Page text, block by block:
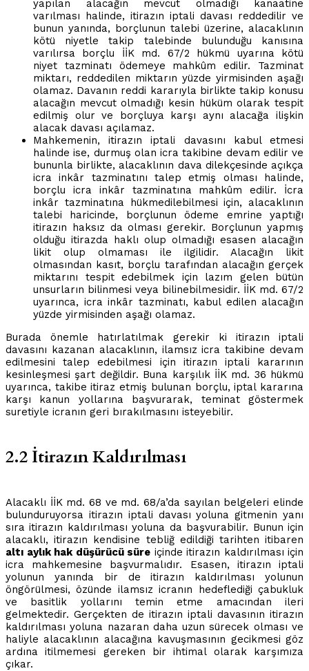
yapılan alacağın mevcut olmadığı kanaatine
varılması halinde, itirazın iptali davası reddedilir ve
bunun yanında, borçlunun talebi üzerine, alacaklının
kötü niyetle takip talebinde bulunduğu kanısına
varılırsa borçlu İİK md. 67/2 hükmü uyarına kötü
niyet tazminatı ödemeye mahkûm edilir. Tazminat
miktarı, reddedilen miktarın yüzde yirmisinden aşağı
olamaz. Davanın reddi kararıyla birlikte takip konusu
alacağın mevcut olmadığı kesin hüküm olarak tespit
edilmiş olur ve borçluya karşı aynı alacağa ilişkin
alacak davası açılamaz.
Mahkemenin, itirazın iptali davasını kabul etmesi
halinde ise, durmuş olan icra takibine devam edilir ve
bununla birlikte, alacaklının dava dilekçesinde açıkça
icra inkâr tazminatını talep etmiş olması halinde,
borçlu icra inkâr tazminatına mahkûm edilir. İcra
inkâr tazminatına hükmedilebilmesi için, alacaklının
talebi haricinde, borçlunun ödeme emrine yaptığı
itirazın haksız da olması gerekir. Borçlunun yapmış
olduğu itirazda haklı olup olmadığı esasen alacağın
likit olup olmaması ile ilgilidir. Alacağın likit
olmasından kasıt, borçlu tarafından alacağın gerçek
miktarını tespit edebilmek için lazım gelen bütün
unsurların bilinmesi veya bilinebilmesidir. İİK md. 67/2
uyarınca, icra inkâr tazminatı, kabul edilen alacağın
yüzde yirmisinden aşağı olamaz.
Burada önemle hatırlatılmak gerekir ki itirazın iptali
davasını kazanan alacaklının, ilamsız icra takibine devam
edilmesini talep edebilmesi için itirazın iptali kararının
kesinleşmesi şart değildir. Buna karşılık İİK md. 36 hükmü
uyarınca, takibe itiraz etmiş bulunan borçlu, iptal kararına
karşı kanun yollarına başvurarak, teminat göstermek
suretiyle icranın geri bırakılmasını isteyebilir.
2.2 İtirazın Kaldırılması
Alacaklı İİK md. 68 ve md. 68/a’da sayılan belgeleri elinde
bulunduruyorsa itirazın iptali davası yoluna gitmenin yanı
sıra itirazın kaldırılması yoluna da başvurabilir. Bunun için
alacaklı, itirazın kendisine tebliğ edildiği tarihten itibaren
altı aylık hak düşürücü süre içinde itirazın kaldırılması için
icra mahkemesine başvurmalıdır. Esasen, itirazın iptali
yolunun yanında bir de itirazın kaldırılması yolunun
öngörülmesi, özünde ilamsız icranın hedeflediği çabukluk
ve basitlik yollarını temin etme amacından ileri
gelmektedir. Gerçekten de itirazın iptali davasının itirazın
kaldırılması yoluna nazaran daha uzun sürecek olması ve
haliyle alacaklının alacağına kavuşmasının gecikmesi göz
ardına itilmemesi gereken bir ihtimal olarak karşımıza
çıkar.